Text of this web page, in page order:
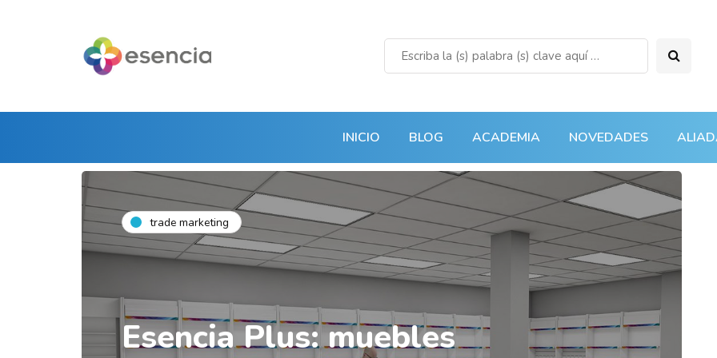
INICIO BLOG ACADEMIA NOVEDADES
trade marketing
Esencia Plus: muebles